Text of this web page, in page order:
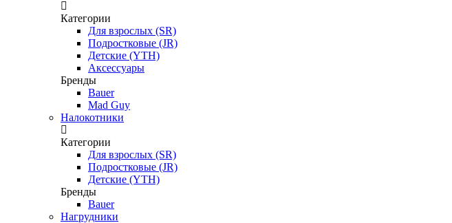
Категории
Для взрослых (SR)
Подростковые (JR)
Детские (YTH)
Аксессуары
Бренды
Bauer
Mad Guy
Налокотники
Категории
Для взрослых (SR)
Подростковые (JR)
Детские (YTH)
Бренды
Bauer
Нагрудники